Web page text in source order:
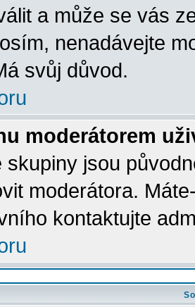
a může se vás
nenadávejte
svůj důvod.
moderátorem
skupiny jsou
moderátora.
kontaktujte